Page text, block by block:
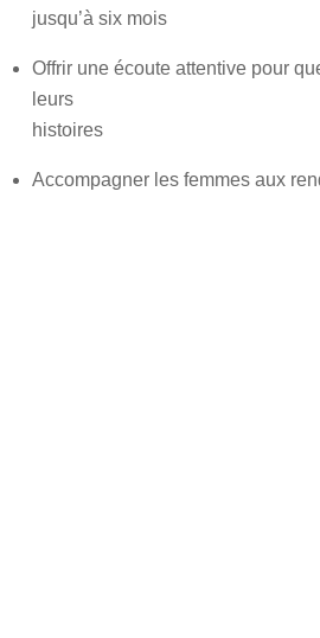
jusqu’à six mois
Offrir une écoute attentive pour
leurs
histoires
Accompagner les femmes aux